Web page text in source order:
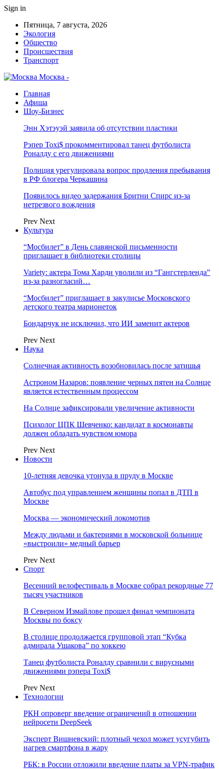
Sign in
Пятница, 7 августа, 2026
Экология
Общество
Происшествия
Транспорт
Москва -
Главная
Афиша
Шоу-Бизнес
Энн Хэтэуэй заявила об отсутствии пластики
Рэпер Toxi$ прокомментировал танец футболиста
Роналду с его движениями
Полиция урегулировала вопрос продления пребывания
в РФ блогера Черкашина
Появилось видео задержания Бритни Спирс из-за
нетрезвого вождения
Prev Next
Культура
“Мосбилет” в День славянской письменности
приглашает в библиотеки столицы
Variety: актера Тома Харди уволили из “Гангстерленда”
из-за разногласий…
“Мосбилет” приглашает в закулисье Московского
детского театра марионеток
Бондарчук не исключил, что ИИ заменит актеров
Prev Next
Наука
Солнечная активность возобновилась после затишья
Астроном Назаров: появление черных пятен на Солнце
является естественным процессом
На Солнце зафиксировали увеличение активности
Психолог ЦПК Шевченко: кандидат в космонавты
должен обладать чувством юмора
Prev Next
Новости
10-летняя девочка утонула в пруду в Москве
Автобус под управлением женщины попал в ДТП в
Москве
Москва — экономический локомотив
Между людьми и бактериями в московской больнице
«выстроили» медный барьер
Prev Next
Спорт
Весенний велофестиваль в Москве собрал рекордные 77
тысяч участников
В Северном Измайлове прошел финал чемпионата
Москвы по боксу
В столице продолжается групповой этап “Кубка
адмирала Ушакова” по хоккею
Танец футболиста Роналду сравнили с вирусными
движениями рэпера Toxi$
Prev Next
Технологии
РКН опроверг введение ограничений в отношении
нейросети DeepSeek
Эксперт Вишневский: плотный чехол может усугубить
нагрев смартфона в жару
РБК: в России отложили введение платы за VPN-трафик